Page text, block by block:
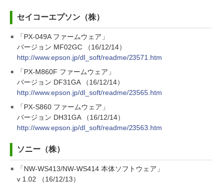
セイコーエプソン（株）
「PX-049A ファームウェア」
バージョン MF02GC （16/12/14）
http://www.epson.jp/dl_soft/readme/23571.htm
「PX-M860F ファームウェア」
バージョン DF31GA （16/12/14）
http://www.epson.jp/dl_soft/readme/23565.htm
「PX-S860 ファームウェア」
バージョン DH31GA （16/12/14）
http://www.epson.jp/dl_soft/readme/23563.htm
ソニー（株）
「NW-WS413/NW-WS414 本体ソフトウェア」
v 1.02 （16/12/13）